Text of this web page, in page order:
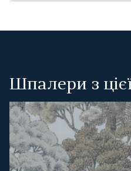
Шпалери з